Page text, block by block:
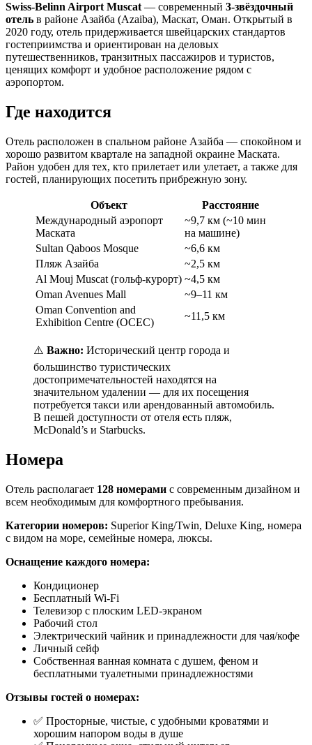
Swiss-Belinn Airport Muscat — современный 3-звёздочный
отель в районе Азайба (Azaiba), Маскат, Оман. Открытый в
2020 году, отель придерживается швейцарских стандартов
гостеприимства и ориентирован на деловых
путешественников, транзитных пассажиров и туристов,
ценящих комфорт и удобное расположение рядом с
аэропортом.
Где находится
Отель расположен в спальном районе Азайба — спокойном и
хорошо развитом квартале на западной окраине Маската.
Район удобен для тех, кто прилетает или улетает, а также для
гостей, планирующих посетить прибрежную зону.
Объект
Расстояние
Международный аэропорт
Маската
~9,7 км (~10 мин
на машине)
Sultan Qaboos Mosque
~6,6 км
Пляж Азайба
~2,5 км
Al Mouj Muscat (гольф-курорт) ~4,5 км
Oman Avenues Mall
~9–11 км
Oman Convention and
Exhibition Centre (OCEC)
~11,5 км
⚠️ Важно: Исторический центр города и
большинство туристических
достопримечательностей находятся на
значительном удалении — для их посещения
потребуется такси или арендованный автомобиль.
В пешей доступности от отеля есть пляж,
McDonald’s и Starbucks.
Номера
Отель располагает 128 номерами с современным дизайном и
всем необходимым для комфортного пребывания.
Категории номеров: Superior King/Twin, Deluxe King, номера
с видом на море, семейные номера, люксы.
Оснащение каждого номера:
Кондиционер
Бесплатный Wi-Fi
Телевизор с плоским LED-экраном
Рабочий стол
Электрический чайник и принадлежности для чая/кофе
Личный сейф
Собственная ванная комната с душем, феном и
бесплатными туалетными принадлежностями
Отзывы гостей о номерах:
✅ Просторные, чистые, с удобными кроватями и
хорошим напором воды в душе